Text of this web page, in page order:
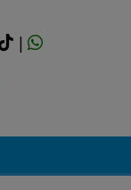
|